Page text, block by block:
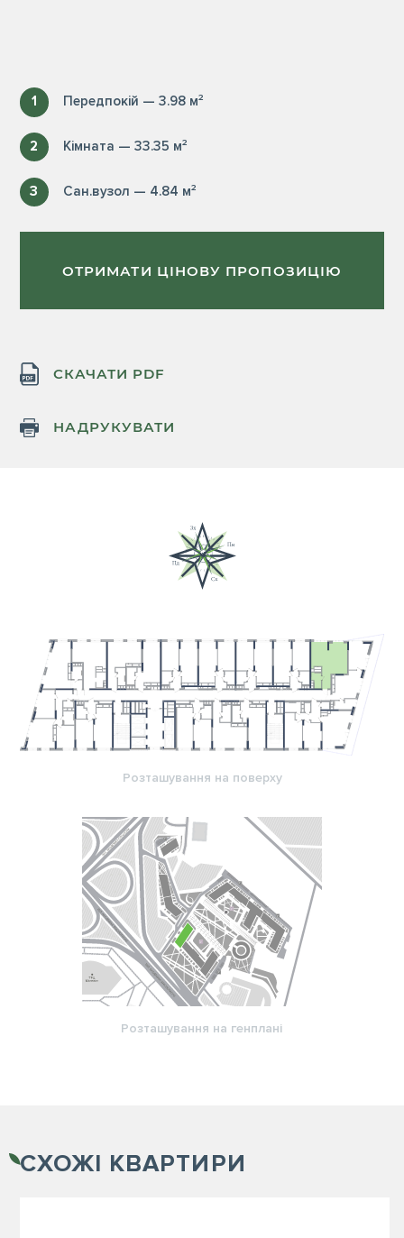
1 Передпокій — 3.98 м²
2 Кімната — 33.35 м²
3 Сан.вузол — 4.84 м²
ОТРИМАТИ ЦІНОВУ ПРОПОЗИЦІЮ
СКАЧАТИ PDF
НАДРУКУВАТИ
Розташування на поверху
Розташування на генплані
СХОЖІ КВАРТИРИ